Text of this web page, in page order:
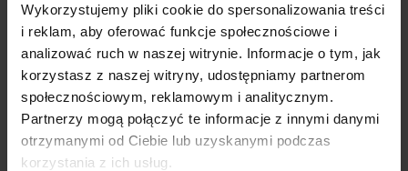
Wykorzystujemy pliki cookie do spersonalizowania treści
i reklam, aby oferować funkcje społecznościowe i
analizować ruch w naszej witrynie. Informacje o tym, jak
korzystasz z naszej witryny, udostępniamy partnerom
społecznościowym, reklamowym i analitycznym.
Partnerzy mogą połączyć te informacje z innymi danymi
otrzymanymi od Ciebie lub uzyskanymi podczas
korzystania z ich usług.
zewnętrzna, stojąca firmy Redlux. Wykonana jest z
aluminium i satynowego szkła, a wykończona jest w
kolorze czarnym. Źródłem światła jest żarówka E27 o
mocy 18W. Ten ciekawy słupek zewnętrzny doskonale
sprawdzi się jako oświetlenie chodników, ścieżek i
ciągów komunikacyjnych, podjazdów, a także ogrodów
czy parków, tworząc w nich niepowtarzalny klimat.